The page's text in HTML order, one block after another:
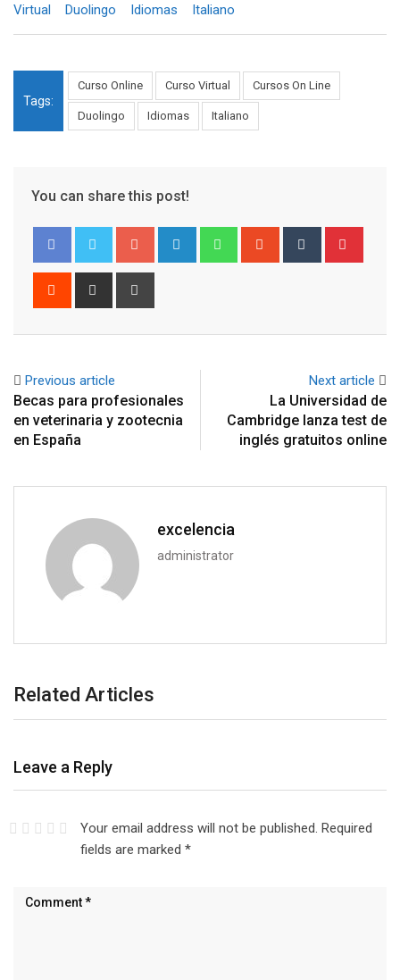
Virtual Duolingo Idiomas Italiano
Tags:
Curso Online Curso Virtual Cursos On Line
Duolingo Idiomas Italiano
You can share this post!
Google+ LinkedIn WhatsappStumbleUpon
Tumblr
Reddit
Share
Previous article
Becas para profesionales
en veterinaria y zootecnia
en España
Next article
La Universidad de
Cambridge lanza test de
inglés gratuitos online
excelencia
administrator
Related Articles
Leave a Reply
Your email address will not be published. Required
fields are marked *